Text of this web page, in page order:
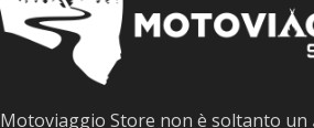
Motoviaggio Store non è soltanto un